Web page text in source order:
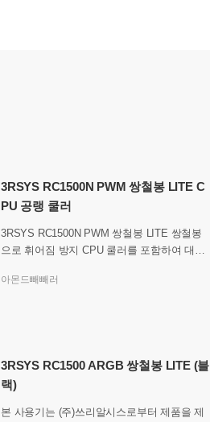
3RSYS RC1500N PWM 쌍철봉 LITE C
PU 공랭 쿨러
3RSYS RC1500N PWM 쌍철봉 LITE 쌍철봉
으로 휘어짐 방지 CPU 쿨러를 포함하여 대부
다. 받는 제품의 포장 상태가 좋
아몬드빼빼러
3RSYS RC1500 ARGB 쌍철봉 LITE (블
랙)
본 사용기는 (주)쓰리알시스로부터 제품을 제